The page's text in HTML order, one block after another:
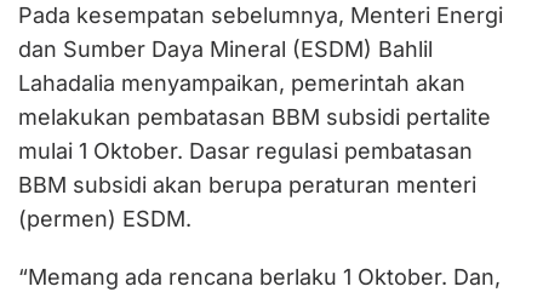
Pada kesempatan sebelumnya, Menteri Energi
dan Sumber Daya Mineral (ESDM) Bahlil
Lahadalia menyampaikan, pemerintah akan
melakukan pembatasan BBM subsidi pertalite
mulai 1 Oktober. Dasar regulasi pembatasan
BBM subsidi akan berupa peraturan menteri
(permen) ESDM.
“Memang ada rencana berlaku 1 Oktober. Dan,